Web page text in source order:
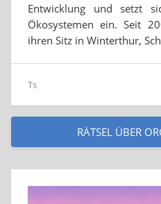
Entwicklung und setzt
Ökosystemen ein. Seit
ihren Sitz in Winterthur,
Ts
RÄTSEL ÜBER